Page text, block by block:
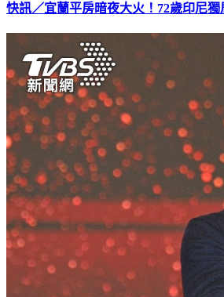
快訊／宜蘭平房暗夜大火！72歲印尼